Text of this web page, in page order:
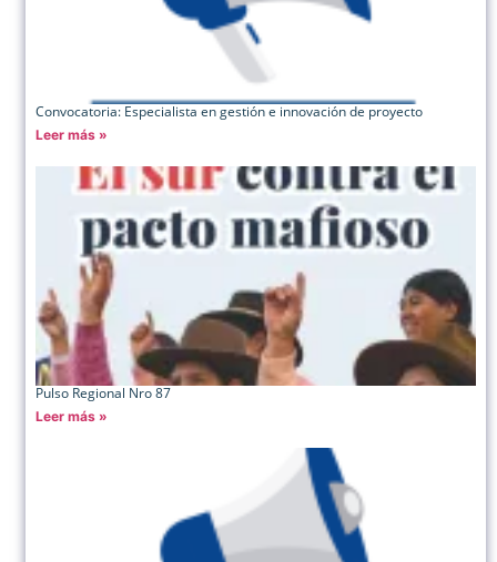
Convocatoria: Especialista en gestión e innovación de proyecto
Leer más »
Pulso Regional Nro 87
Leer más »